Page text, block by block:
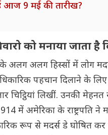
आज 9 मई की तारीख?
को मनाया जाता है
के अलग अलग हिस्सों में लोग
पहचान दिलाने के
चिट्ठियां लिखीं. उनकी
में अमेरिका के राष्ट्रपति ने
रूप से मदर्स डे घोषित